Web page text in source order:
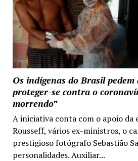
Os indígenas do Brasil
proteger-se contra o
morrendo”
A iniciativa conta com o apoio da
Rousseff, vários ex-ministros, o
prestigioso fotógrafo Sebastião
personalidades. Auxiliar...